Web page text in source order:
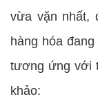
vừa vặn nhất,
hàng hóa
tương ứng với
khảo: